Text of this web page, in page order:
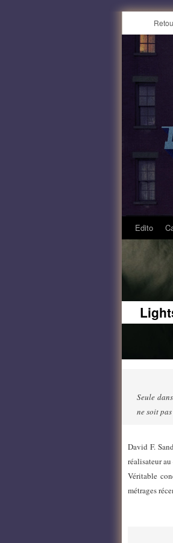
Edito
Seule
ne soit
David F.
réalisateur
Véritable
métrages